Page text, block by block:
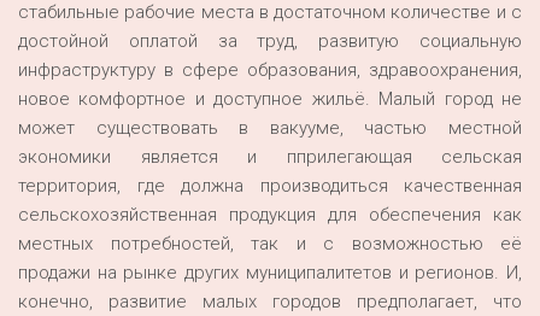
стабильные рабочие места в достаточном количестве и с
достойной оплатой за труд, развитую социальную
инфраструктуру в сфере образования, здравоохранения,
новое комфортное и доступное жильё. Малый город не
может существовать в вакууме, частью местной
экономики является и пприлегающая сельская
территория, где должна производиться качественная
сельскохозяйственная продукция для обеспечения как
местных потребностей, так и с возможностью её
продажи на рынке других муниципалитетов и регионов. И,
конечно, развитие малых городов предполагает, что